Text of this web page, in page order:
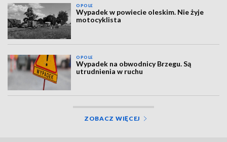
OPOLE
Wypadek w powiecie oleskim. Nie żyje
motocyklista
OPOLE
Wypadek na obwodnicy Brzegu. Są
utrudnienia w ruchu
ZOBACZ WIĘCEJ